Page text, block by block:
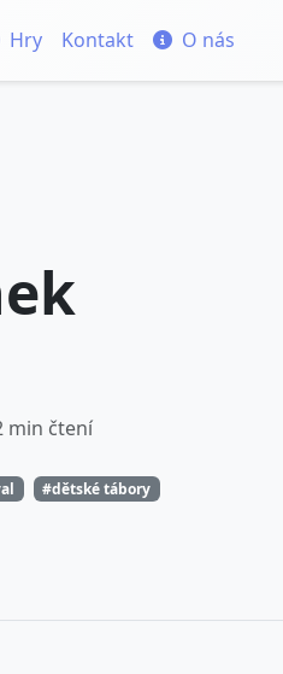
Hry Kontakt O nás
min čtení
#dětské tábory